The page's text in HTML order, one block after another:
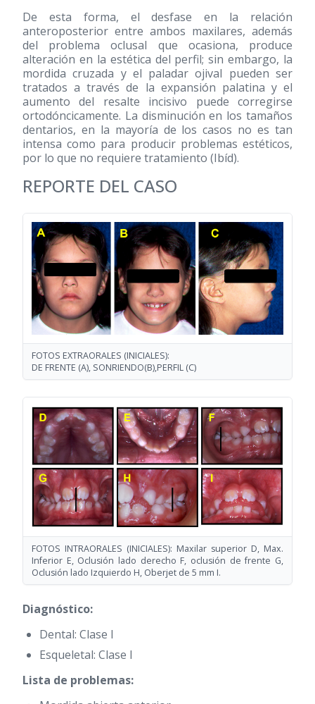
De esta forma, el desfase en la relación
anteroposterior entre ambos maxilares, además
del problema oclusal que ocasiona, produce
alteración en la estética del perfil; sin embargo, la
mordida cruzada y el paladar ojival pueden ser
tratados a través de la expansión palatina y el
aumento del resalte incisivo puede corregirse
ortodóncicamente. La disminución en los tamaños
dentarios, en la mayoría de los casos no es tan
intensa como para producir problemas estéticos,
por lo que no requiere tratamiento (Ibíd).
REPORTE DEL CASO
FOTOS EXTRAORALES (INICIALES):
DE FRENTE (A), SONRIENDO(B),PERFIL (C)
FOTOS INTRAORALES (INICIALES): Maxilar superior D, Max.
Inferior E, Oclusión lado derecho F, oclusión de frente G,
Oclusión lado Izquierdo H, Oberjet de 5 mm I.
Diagnóstico:
Dental: Clase I
Esqueletal: Clase I
Lista de problemas: